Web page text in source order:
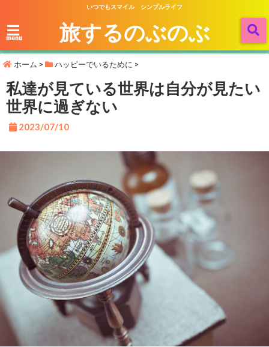
いつでもスマイル シンプルライフ
menu 旅するのぶのぶ
ホーム > ハッピーでいるために >
私達が見ている世界は自分が見たい
世界に過ぎない
2023/07/10